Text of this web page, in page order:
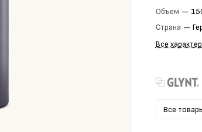
Объем —
Страна —
Все
Все